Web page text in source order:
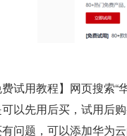
费试用教程】网页搜索
以先用后买，试用后
问题，可以添加华为